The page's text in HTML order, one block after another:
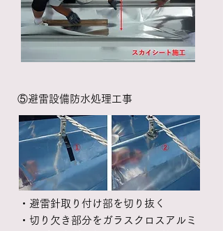
​⑤避雷設備防水処理工事
・避雷針取り付け部を切り抜く
・切り欠き部分をガラスクロスアルミ​